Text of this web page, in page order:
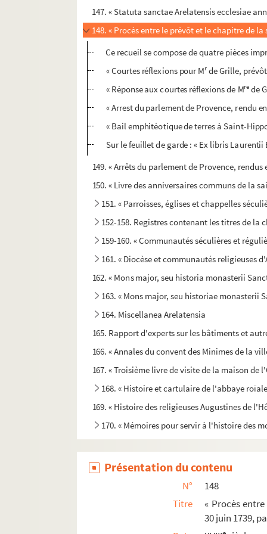
147. « Statuta sanctae Arelatensis ecclesiae
148. « Procès entre le prévôt et le chapitre de
Ce recueil se compose de quatre pièces
« Courtes réflexions pour Mr de Grille,
« Réponse aux courtes réflexions de Mre de
« Arrest du parlement de Provence, rendu
« Bail emphitéotique de terres à Saint-
Sur le feuillet de garde : « Ex libris
149. « Arrêts du parlement de Provence,
150. « Livre des anniversaires communs de la
151. « Parroisses, églises et chappelles
152-158. Registres contenant les titres de
159-160. « Communautés séculières et
161. « Diocèse et communautés religieuses
162. « Mons major, seu historia monasterii
163. « Mons major, seu historiae
164. Miscellanea Arelatensia
165. Rapport d'experts sur les bâtiments et
166. « Annales du convent des Minimes de la
167. « Troisième livre de visite de la maison de
168. « Histoire et cartulaire de l'abbaye
169. « Histoire des religieuses Augustines de
170. « Mémoires pour servir à l'histoire des
172. « Confrérie des Pénitents blancs d'Arles.
173. « Bulles, mandemens, ordonnances et
174. « Mortuaires, ou livre dans lequel sera
177. « Pénitens blancs d'Arles. Affaires
Présentation du contenu
N°
148
Titre
« Procès
30 juin 1739,